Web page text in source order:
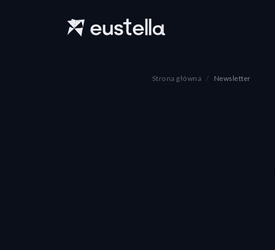
Strona główna Newsletter